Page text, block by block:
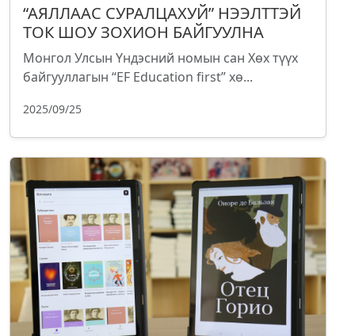
“АЯЛЛААС СУРАЛЦАХУЙ” НЭЭЛТТЭЙ
ТОК ШОУ ЗОХИОН БАЙГУУЛНА
Монгол Улсын Үндэсний номын сан Хөх түүх
байгууллагын “EF Education first” хө...
2025/09/25